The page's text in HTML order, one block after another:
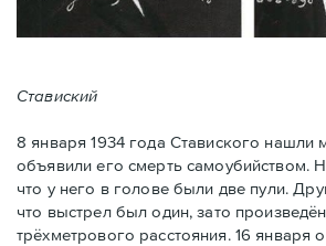
Ставиский
8 января 1934 года Ставиского нашли
объявили его смерть самоубийством.
что у него в голове были две пули.
что выстрел был один, зато
трёхметровoго расстояния. 16 января